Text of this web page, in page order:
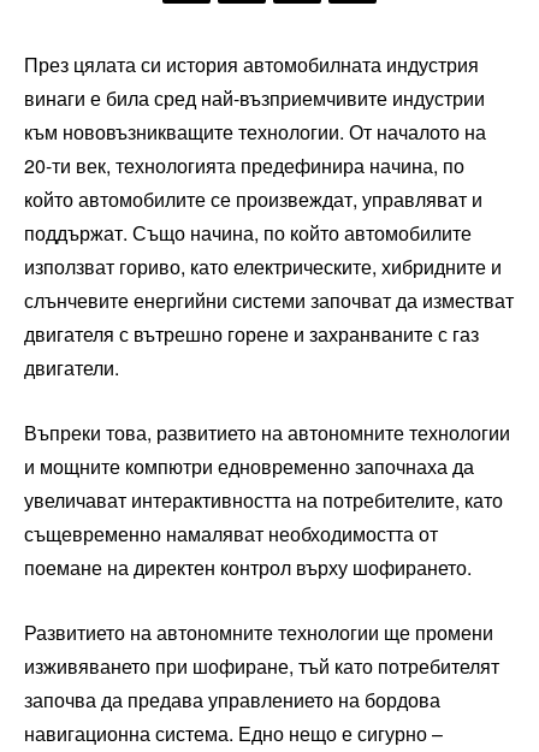
През цялата си история автомобилната индустрия
винаги е била сред най-възприемчивите индустрии
към нововъзникващите технологии. От началото на
20-ти век, технологията предефинира начина, по
който автомобилите се произвеждат, управляват и
поддържат. Също начина, по който автомобилите
използват гориво, като електрическите, хибридните и
слънчевите енергийни системи започват да изместват
двигателя с вътрешно горене и захранваните с газ
двигатели.
Въпреки това, развитието на автономните технологии
и мощните компютри едновременно започнаха да
увеличават интерактивността на потребителите, като
същевременно намаляват необходимостта от
поемане на директен контрол върху шофирането.
Развитието на автономните технологии ще промени
изживяването при шофиране, тъй като потребителят
започва да предава управлението на бордова
навигационна система. Едно нещо е сигурно –